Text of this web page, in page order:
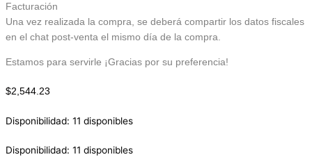
Facturación
Una vez realizada la compra, se deberá compartir los datos fiscales
en el chat post-venta el mismo día de la compra.
Estamos para servirle ¡Gracias por su preferencia!
$2,544.23
Disponibilidad: 11 disponibles
Disponibilidad: 11 disponibles